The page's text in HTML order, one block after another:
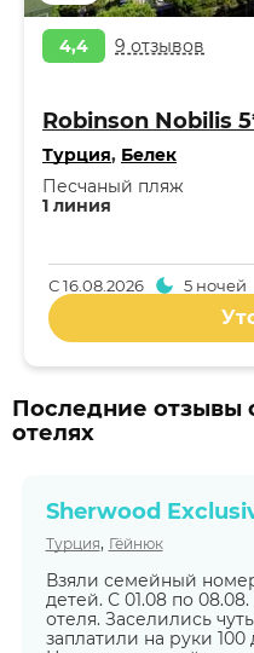
4,4 9 отзывов
Robinson Nobilis
Турция, Белек
1 линия
Песчаный пляж
С16.08.2026 5 ночей
Последние отзывы
отелях
Sherwood
Турция, Гёйнюк
Взяли семейный
детей. С 01.08 по
отеля. Заселились
заплатили на руки